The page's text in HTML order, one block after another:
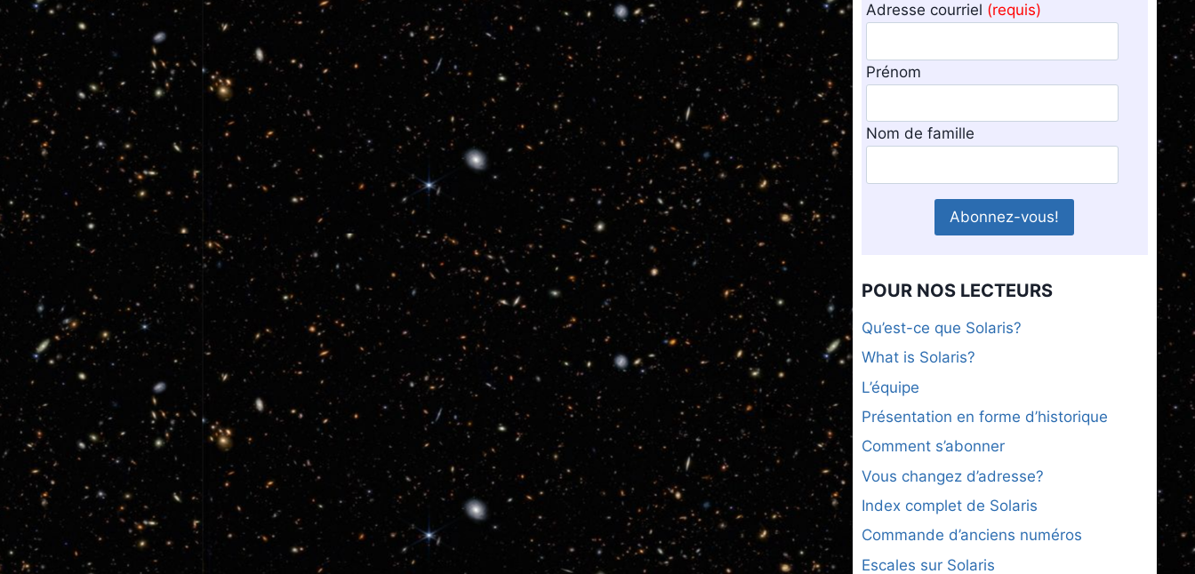
Adresse courriel (requis)
Prénom
Nom de famille
POUR NOS LECTEURS
Qu’est-ce que Solaris?
What is Solaris?
L’équipe
Présentation en forme d’historique
Comment s’abonner
Vous changez d’adresse?
Index complet de Solaris
Commande d’anciens numéros
Escales sur Solaris